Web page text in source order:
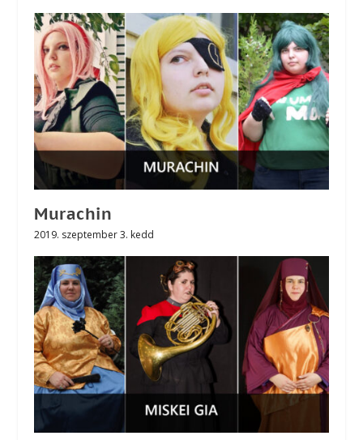
Murachin
2019. szeptember 3. kedd